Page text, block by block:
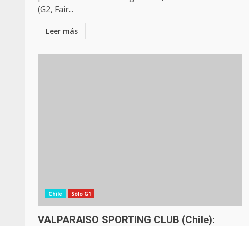
(G2, Fair...
Leer más
Chile Sólo G1
VALPARAISO SPORTING CLUB (Chile):